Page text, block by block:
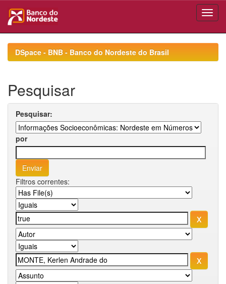
navigationDSpace - BNB - Banco do Nordeste do Brasil
Pesquisar
Pesquisar:
por
Filtros correntes: